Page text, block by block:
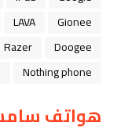
Gionee
LAVA
Doogee
Razer
Nothing phone
هواتف